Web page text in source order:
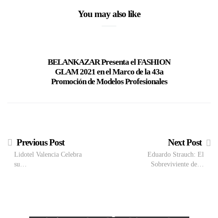
You may also like
BELANKAZAR Presenta el FASHION
GLAM 2021 en el Marco de la 43a
Promoción de Modelos Profesionales
Previous Post
Lidotel Valencia Celebra
su…
Next Post
Eduardo Strauch: El
Sobreviviente de…